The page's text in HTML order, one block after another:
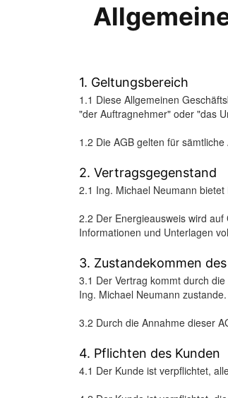
1. Geltungsbereich
1.1 Diese Allgemeinen
"der Auftragnehmer" oder "das
1.2 Die AGB gelten für
2. Vertragsgegenstand
2.1 Ing. Michael Neumann
2.2 Der Energieausweis wird
Informationen und Unterlagen
3. Zustandekommen
3.1 Der Vertrag kommt durch
Ing. Michael Neumann
3.2 Durch die Annahme dieser
4. Pflichten des Kunden
4.1 Der Kunde ist verpflichtet,